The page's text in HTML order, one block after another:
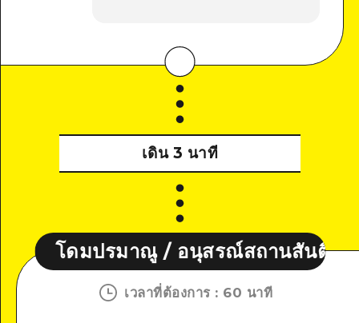
เดิน 3 นาที
ณู / อนุสรณ์สถานสันติภาพ โดมป
เวลาที่ต้องการ : 60 นาที